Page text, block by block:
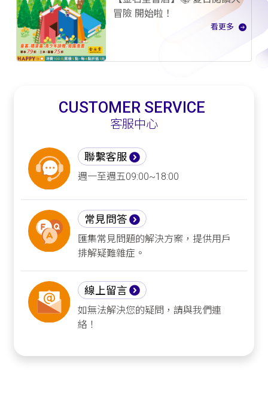
冒險 開始啦！
看更多
CUSTOMER SERVICE
客服中心
聯繫客服
週一至週五09:00~18:00
常見問答
匯集常見問題的解決方案，提供用戶
排解疑難雜症。
線上留言
如無法解決您的疑問，請與我們連
絡！